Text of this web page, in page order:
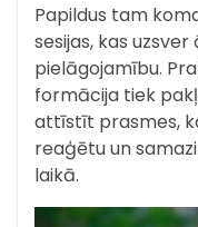
Papildus tam
sesijas, kas
pielāgojamību.
formācija tiek
attīstīt prasmes,
reaģētu un
laikā.